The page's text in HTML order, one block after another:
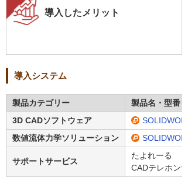
導入したメリット
導入システム
製品カテゴリー
製品名・型番
3D CADソフトウェア
数値流体力学ソリューション
サポートサービス
たよれーる
CADテレホン